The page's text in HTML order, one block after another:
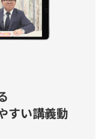
すい講義動